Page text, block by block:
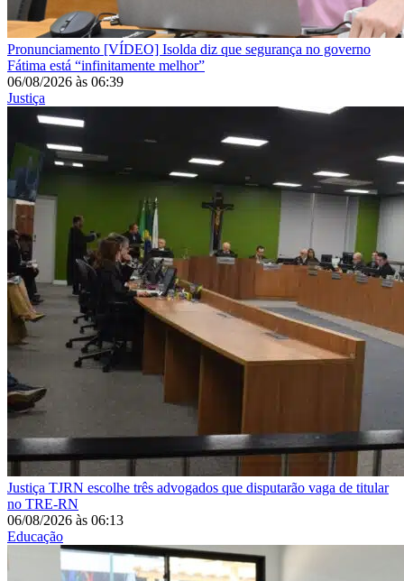
Pronunciamento [VÍDEO] Isolda diz que segurança no governo
Fátima está “infinitamente melhor”
06/08/2026 às 06:39
Justiça
Justiça TJRN escolhe três advogados que disputarão vaga de titular
no TRE-RN
06/08/2026 às 06:13
Educação